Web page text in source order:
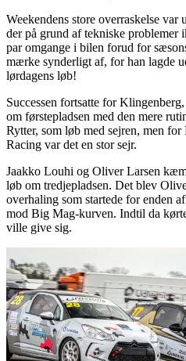
Weekendens store overraskelse
der på grund af tekniske problemer
par omgange i bilen forud for
mærke synderligt af, for han lagde
lørdagens løb!
Successen fortsatte for
om førstepladsen med den mere
Rytter, som løb med sejren, men
Racing var det en stor sejr.
Jaakko Louhi og Oliver Larsen
løb om tredjepladsen. Det blev
overhaling som startede for enden
mod Big Mag-kurven. Indtil da
ville give sig.